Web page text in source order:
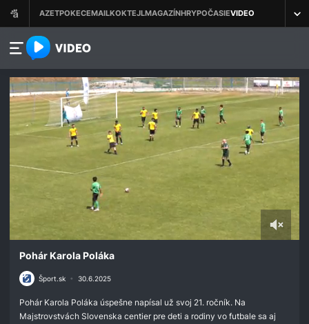
azet.video.sk
seconds
39
seconds
Pohár Karola Poláka
Šport.sk • 30.6.2025
Pohár Karola Poláka úspešne napísal už svoj 21. ročník. Na
Majstrovstvách Slovenska centier pre deti a rodiny vo futbale sa aj